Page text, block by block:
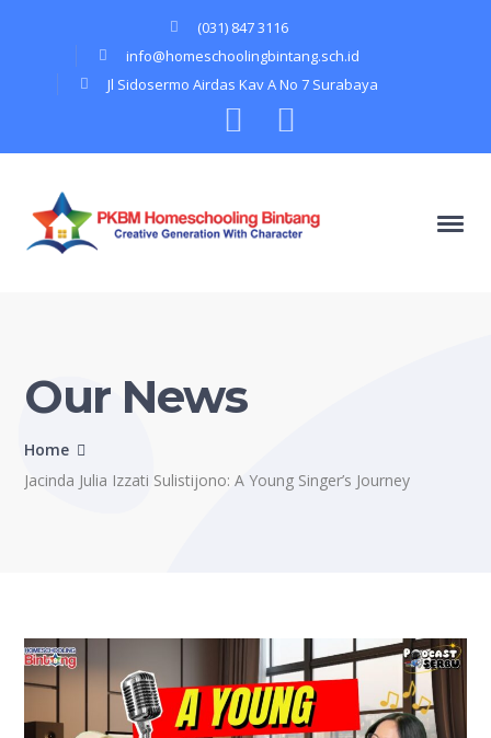
(031) 847 3116
info@homeschoolingbintang.sch.id
Jl Sidosermo Airdas Kav A No 7 Surabaya
Instagram
ProfileProfile
Our News
Home
Jacinda Julia Izzati Sulistijono: A Young Singer’s Journey